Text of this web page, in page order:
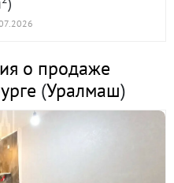
о продаже
(Уралмаш)